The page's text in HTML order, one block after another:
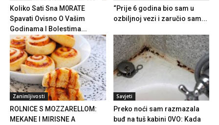
Koliko Sati Sna M0RATE
Spavati Ovisno O Vašim
Godinama I Bolestima...
“Prije 6 godina bio sam u
ozbiljnoj vezi i zaručio sam...
Zanimljivosti
ROLNICE S MOZZARELLOM:
MEKANE I MIRISNE A
Savjeti
Preko noći sam razmazala
buđ na tuš kabini 0VO: Kada